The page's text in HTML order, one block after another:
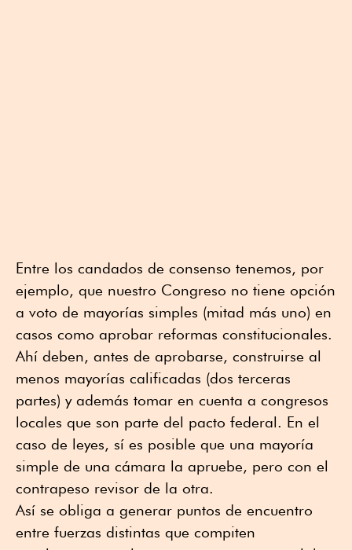
Entre los candados de consenso tenemos, por
ejemplo, que nuestro Congreso no tiene opción
a voto de mayorías simples (mitad más uno) en
casos como aprobar reformas constitucionales.
Ahí deben, antes de aprobarse, construirse al
menos mayorías calificadas (dos terceras
partes) y además tomar en cuenta a congresos
locales que son parte del pacto federal. En el
caso de leyes, sí es posible que una mayoría
simple de una cámara la apruebe, pero con el
contrapeso revisor de la otra.
Así se obliga a generar puntos de encuentro
entre fuerzas distintas que compiten